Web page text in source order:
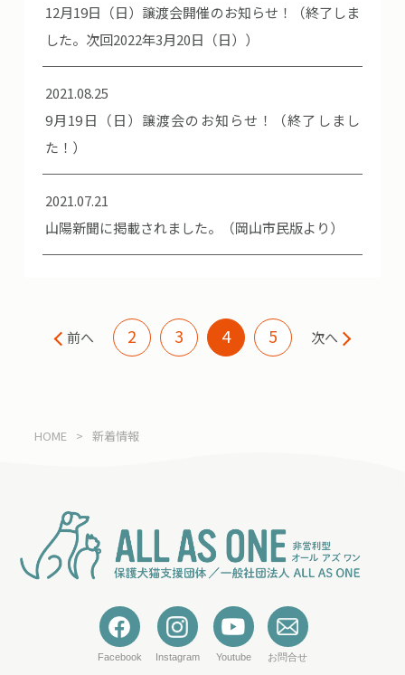
12月19日（日）譲渡会開催のお知らせ！（終了しま
した。次回2022年3月20日（日））
2021.08.25
9月19日（日）譲渡会のお知らせ！（終了しまし
た！）
2021.07.21
山陽新聞に掲載されました。（岡山市民版より）
前へ 2 3 4 5 次へ
HOME > 新着情報
Facebook Instagram Youtube お問合せ